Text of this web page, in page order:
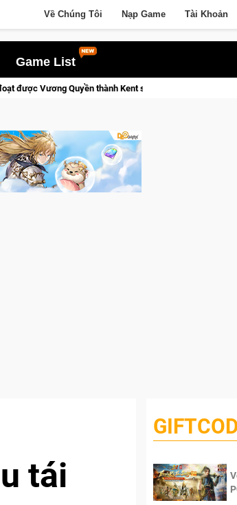
Về Chúng Tôi Nạp Game Tài Khoản
Game List
tới! Trial Xtreme Freedom – Game đua
tái